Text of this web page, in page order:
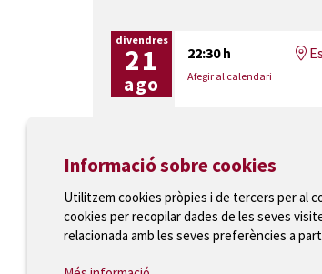
divendres
21
ago
22:30 h
Afegir al calendari
Ajuntament de Torroella de
T 972 75 81 12 · Plaça de la Vila, 1 ·
Informació sobre cookies
Utilitzem cookies pròpies i de tercers per al
cookies per recopilar dades de les seves
relacionada amb les seves preferències a